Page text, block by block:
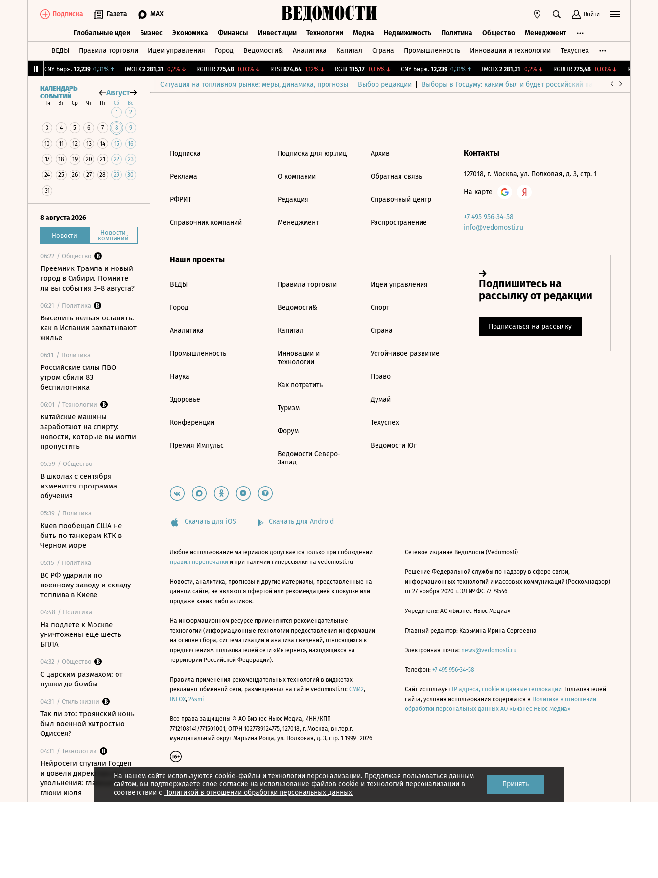
Подписка Газета MAX Войти
Глобальные идеи Бизнес Экономика Финансы Инвестиции Технологии Медиа Недвижимость Политика Общество Менеджмент
ВЕДЫ Правила торговли Идеи управления Город Ведомости& Аналитика Капитал Страна Промышленность Инновации и технологии Техуспех
CNY Бирж. 12,239 +1,31%↑ IMOEX 2 281,31 -0,2%↓ RGBITR 775,48 -0,03%↓ RTSI 874,64 -1,12%↓ RGBI 115,17 -0,06%↓ CNY Бирж. 12,239 +1,31%↑ IMOEX 2 281,31 -0,2%↓ RGBITR 775,48 -0,03%↓ RTSI
Ситуация на топливном рынке: меры, динамика, прогнозы Выбор редакции Выборы в Госдуму: каким был и будет российский парламент
КАЛЕНДАРЬ
СОБЫТИЙ
Август
Пн Вт Ср Чт Пт Сб Вс
1 2
3 4 5 6 7 8 9
10 11 12 13 14 15 16
17 18 19 20 21 22 23
24 25 26 27 28 29 30
31
8 августа 2026
Новости Новости
компаний
06:22 / Общество
Преемник Трампа и новый
город в Сибири. Помните
ли вы события 3–8 августа?
06:21 / Политика
Выселить нельзя оставить:
как в Испании захватывают
жилье
06:11 / Политика
Российские силы ПВО
утром сбили 83
беспилотника
06:01 / Технологии
Китайские машины
заработают на спирту:
новости, которые вы могли
пропустить
05:59 / Общество
В школах с сентября
изменится программа
обучения
05:39 / Политика
Киев пообещал США не
бить по танкерам КТК в
Черном море
05:15 / Политика
ВС РФ ударили по
военному заводу и складу
топлива в Киеве
04:48 / Политика
На подлете к Москве
уничтожены еще шесть
БПЛА
04:32 / Общество
С царским размахом: от
пушки до бомбы
04:31 / Стиль жизни
Так ли это: троянский конь
был военной хитростью
Одиссея?
04:31 / Технологии
Нейросети спутали Госдеп
и довели директора до
увольнения: главные ИИ-
глюки июля
На нашем сайте используются cookie-файлы и технологии персонализации. Продолжая пользоваться данным
сайтом, вы подтверждаете свое согласие на использование файлов cookie и технологий персонализации в
соответствии с Политикой в отношении обработки персональных данных.
Принять
Подписка
Реклама
РФРИТ
Справочник компаний
Подписка для юр.лиц
О компании
Редакция
Менеджмент
Архив
Обратная связь
Справочный центр
Распространение
Наши проекты
ВЕДЫ
Город
Аналитика
Промышленность
Наука
Здоровье
Конференции
Премия Импульс
Правила торговли
Ведомости&
Капитал
Инновации и
технологии
Как потратить
Туризм
Форум
Ведомости Северо-
Запад
Идеи управления
Спорт
Страна
Устойчивое развитие
Право
Думай
Техуспех
Ведомости Юг
Контакты
127018, г. Москва, ул. Полковая, д. 3, стр. 1
На карте
+7 495 956-34-58
info@vedomosti.ru
Скачать для iOS Скачать для Android
Любое использование материалов допускается только при соблюдении
правил перепечатки и при наличии гиперссылки на vedomosti.ru
Новости, аналитика, прогнозы и другие материалы, представленные на
данном сайте, не являются офертой или рекомендацией к покупке или
продаже каких-либо активов.
На информационном ресурсе применяются рекомендательные
технологии (информационные технологии предоставления информации
на основе сбора, систематизации и анализа сведений, относящихся к
предпочтениям пользователей сети «Интернет», находящихся на
территории Российской Федерации).
Правила применения рекомендательных технологий в виджетах
рекламно-обменной сети, размещенных на сайте vedomosti.ru: СМИ2,
INFOX, 24smi
Все права защищены © АО Бизнес Ньюс Медиа, ИНН/КПП
7712108141/771501001, ОГРН 1027739124775, 127018, г. Москва, вн.тер.г.
муниципальный округ Марьина Роща, ул. Полковая, д. 3, стр. 1 1999—2026
Сетевое издание Ведомости (Vedomosti)
Решение Федеральной службы по надзору в сфере связи,
информационных технологий и массовых коммуникаций (Роскомнадзор)
от 27 ноября 2020 г. ЭЛ № ФС 77-79546
Учредитель: АО «Бизнес Ньюс Медиа»
Главный редактор: Казьмина Ирина Сергеевна
Электронная почта: news@vedomosti.ru
Телефон: +7 495 956-34-58
Сайт использует IP адреса, cookie и данные геолокации Пользователей
сайта, условия использования содержатся в Политике в отношении
обработки персональных данных АО «Бизнес Ньюс Медиа»